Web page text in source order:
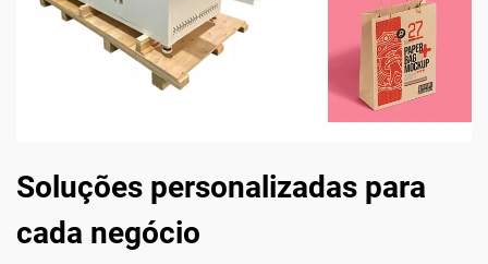
Soluções personalizadas para
cada negócio